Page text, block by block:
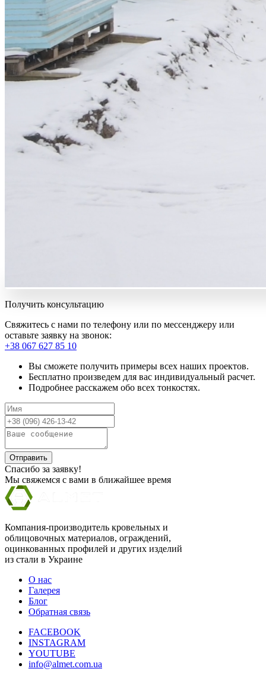
Получить консультацию
Свяжитесь с нами по телефону или по мессенджеру или
оставьте заявку на звонок:
+38 067 627 85 10
Вы сможете получить примеры всех наших проектов.
Бесплатно произведем для вас индивидуальный расчет.
Подробнее расскажем обо всех тонкостях.
Отправить
Спасибо за заявку!
Мы свяжемся с вами в ближайшее время
Компания-производитель кровельных и
облицовочных материалов, ограждений,
оцинкованных профилей и других изделий
из стали в Украине
О нас
Галерея
Блог
Обратная связь
FACEBOOK
INSTAGRAM
YOUTUBE
info@almet.com.ua